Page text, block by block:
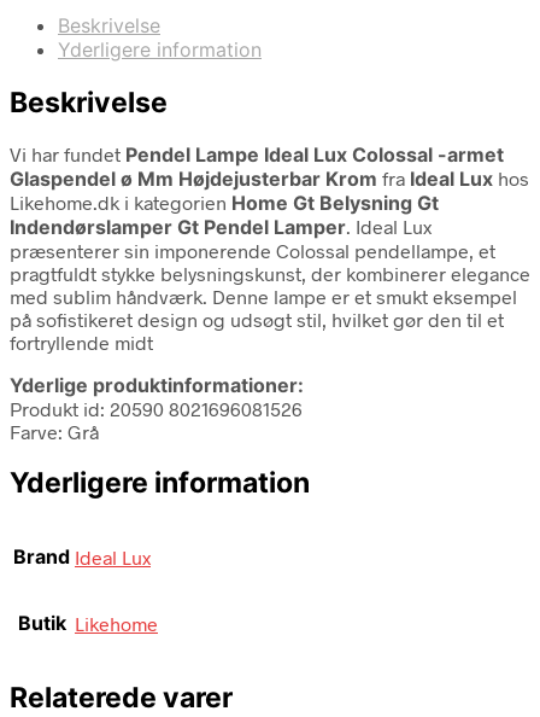
Beskrivelse
Yderligere information
Beskrivelse
Vi har fundet Pendel Lampe Ideal Lux Colossal -armet
Glaspendel ø Mm Højdejusterbar Krom fra Ideal Lux hos
Likehome.dk i kategorien Home Gt Belysning Gt
Indendørslamper Gt Pendel Lamper. Ideal Lux
præsenterer sin imponerende Colossal pendellampe, et
pragtfuldt stykke belysningskunst, der kombinerer elegance
med sublim håndværk. Denne lampe er et smukt eksempel
på sofistikeret design og udsøgt stil, hvilket gør den til et
fortryllende midt
Yderlige produktinformationer:
Produkt id: 20590 8021696081526
Farve: Grå
Yderligere information
Brand Ideal Lux
Butik Likehome
Relaterede varer